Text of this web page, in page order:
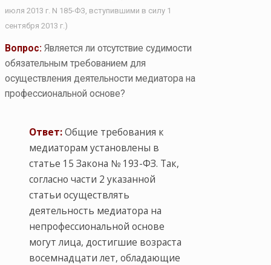
июля 2013 г. N 185-ФЗ, вступившими в силу 1
сентября 2013 г.)
Вопрос: Является ли отсутствие судимости
обязательным требованием для
осуществления деятельности медиатора на
профессиональной основе?
Ответ:Общие требования к
медиаторам установлены в
статье 15 Закона № 193-ФЗ. Так,
согласно части 2 указанной
статьи осуществлять
деятельность медиатора на
непрофессиональной основе
могут лица, достигшие возраста
восемнадцати лет, обладающие